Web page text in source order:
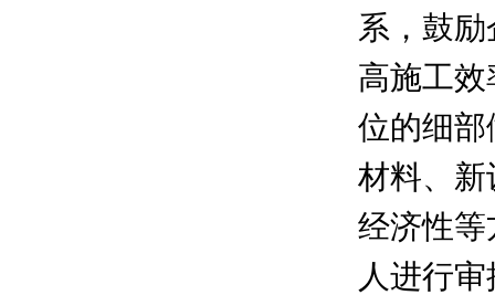
系，鼓
高施工
位的细
材料、新
经济性
人进行